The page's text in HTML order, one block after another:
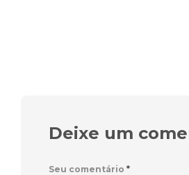
Deixe um
Seu comentário *